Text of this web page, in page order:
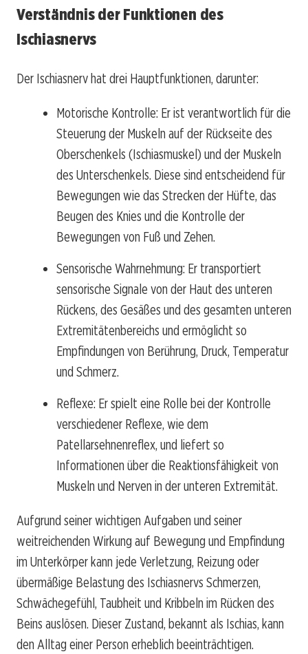
Verständnis der Funktionen des
Ischiasnervs
Der Ischiasnerv hat drei Hauptfunktionen, darunter:
Motorische Kontrolle: Er ist verantwortlich für die
Steuerung der Muskeln auf der Rückseite des
Oberschenkels (Ischiasmuskel) und der Muskeln
des Unterschenkels. Diese sind entscheidend für
Bewegungen wie das Strecken der Hüfte, das
Beugen des Knies und die Kontrolle der
Bewegungen von Fuß und Zehen.
Sensorische Wahrnehmung: Er transportiert
sensorische Signale von der Haut des unteren
Rückens, des Gesäßes und des gesamten unteren
Extremitätenbereichs und ermöglicht so
Empfindungen von Berührung, Druck, Temperatur
und Schmerz.
Reflexe: Er spielt eine Rolle bei der Kontrolle
verschiedener Reflexe, wie dem
Patellarsehnenreflex, und liefert so
Informationen über die Reaktionsfähigkeit von
Muskeln und Nerven in der unteren Extremität.
Aufgrund seiner wichtigen Aufgaben und seiner
weitreichenden Wirkung auf Bewegung und Empfindung
im Unterkörper kann jede Verletzung, Reizung oder
übermäßige Belastung des Ischiasnervs Schmerzen,
Schwächegefühl, Taubheit und Kribbeln im Rücken des
Beins auslösen. Dieser Zustand, bekannt als Ischias, kann
den Alltag einer Person erheblich beeinträchtigen.